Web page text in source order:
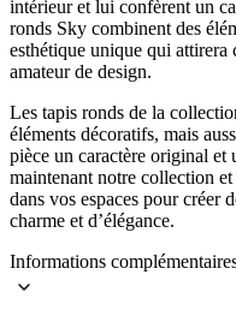
intérieur et lui confèrent un
ronds Sky combinent des
esthétique unique qui attirera
amateur de design.
Les tapis ronds de la
éléments décoratifs, mais
pièce un caractère original
maintenant notre collection
dans vos espaces pour créer
charme et d’élégance.
Informations